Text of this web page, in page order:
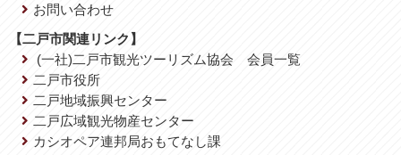
お問い合わせ
【二戸市関連リンク】
(一社)二戸市観光ツーリズム協会 会員一覧
二戸市役所
二戸地域振興センター
二戸広域観光物産センター
カシオペア連邦局おもてなし課